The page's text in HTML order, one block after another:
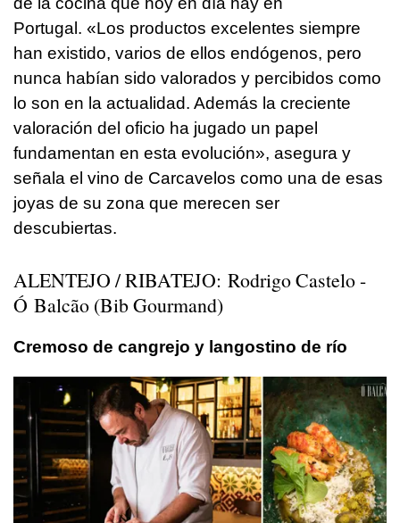
Portugal. «Los productos excelentes siempre
han existido, varios de ellos endógenos, pero
nunca habían sido valorados y percibidos como
lo son en la actualidad. Además la creciente
valoración del oficio ha jugado un papel
fundamentan en esta evolución», asegura y
señala el vino de Carcavelos como una de esas
joyas de su zona que merecen ser
descubiertas.
ALENTEJO / RIBATEJO: Rodrigo Castelo -
Ó Balcão (Bib Gourmand)
Cremoso de cangrejo y langostino de río